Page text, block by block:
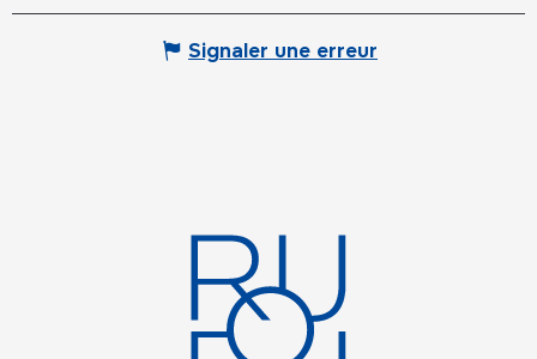
Signaler une erreur